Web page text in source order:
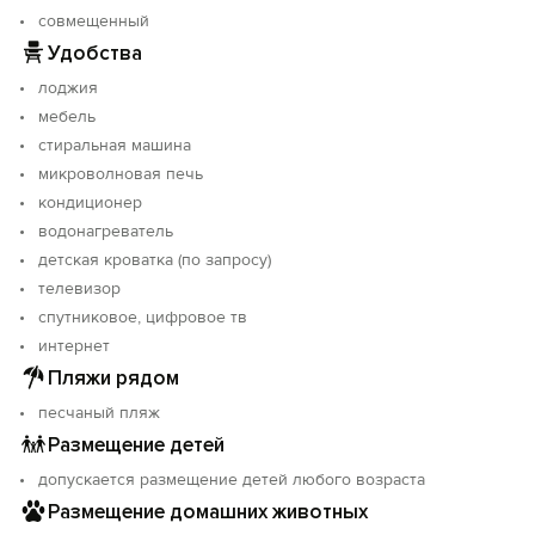
совмещенный
Удобства
лоджия
мебель
стиральная машина
микроволновая печь
кондиционер
водонагреватель
детская кроватка (по запросу)
телевизор
спутниковое, цифровое тв
интернет
Пляжи рядом
песчаный пляж
Размещение детей
допускается размещение детей любого возраста
Размещение домашних животных